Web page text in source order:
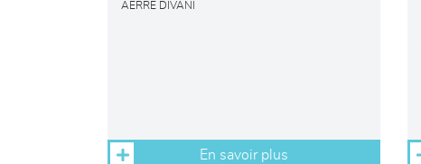
AERRE DIVANI
En savoir plus